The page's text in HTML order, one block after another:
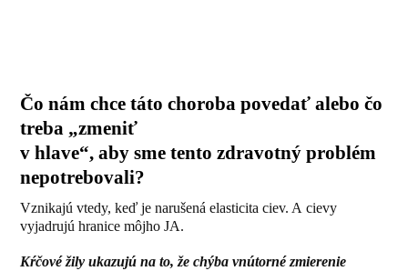
Čo nám chce táto choroba povedať alebo čo
treba „zmeniť
v hlave“, aby sme tento zdravotný problém
nepotrebovali?
Vznikajú vtedy, keď je narušená elasticita ciev. A cievy
vyjadrujú hranice môjho JA.
Kŕčové žily ukazujú na to, že chýba vnútorné zmierenie